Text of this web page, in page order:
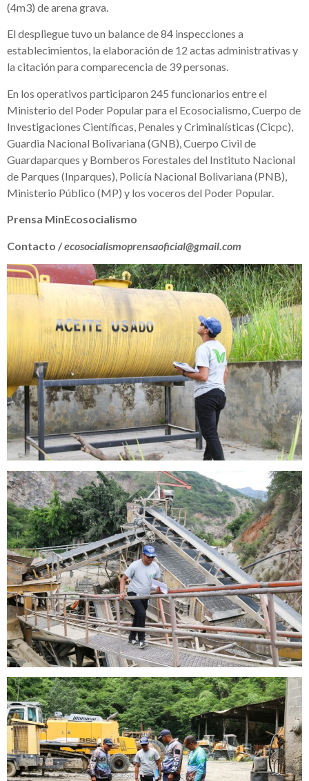
(4m3) de arena grava.
El despliegue tuvo un balance de 84 inspecciones a
establecimientos, la elaboración de 12 actas administrativas y
la citación para comparecencia de 39 personas.
En los operativos participaron 245 funcionarios entre el
Ministerio del Poder Popular para el Ecosocialismo, Cuerpo de
Investigaciones Científicas, Penales y Criminalísticas (Cicpc),
Guardia Nacional Bolivariana (GNB), Cuerpo Civil de
Guardaparques y Bomberos Forestales del Instituto Nacional
de Parques (Inparques), Policía Nacional Bolivariana (PNB),
Ministerio Público (MP) y los voceros del Poder Popular.
Prensa MinEcosocialismo
Contacto /ecosocialismoprensaoficial@gmail.com